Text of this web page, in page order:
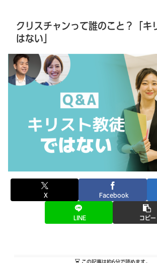
クリスチャンって誰のこと？「キ
はない」
X Facebook
LINE コピー
この記事は約6分で読めます。